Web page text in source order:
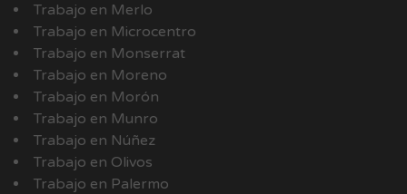
Trabajo en Merlo
Trabajo en Microcentro
Trabajo en Monserrat
Trabajo en Moreno
Trabajo en Morón
Trabajo en Munro
Trabajo en Núñez
Trabajo en Olivos
Trabajo en Palermo